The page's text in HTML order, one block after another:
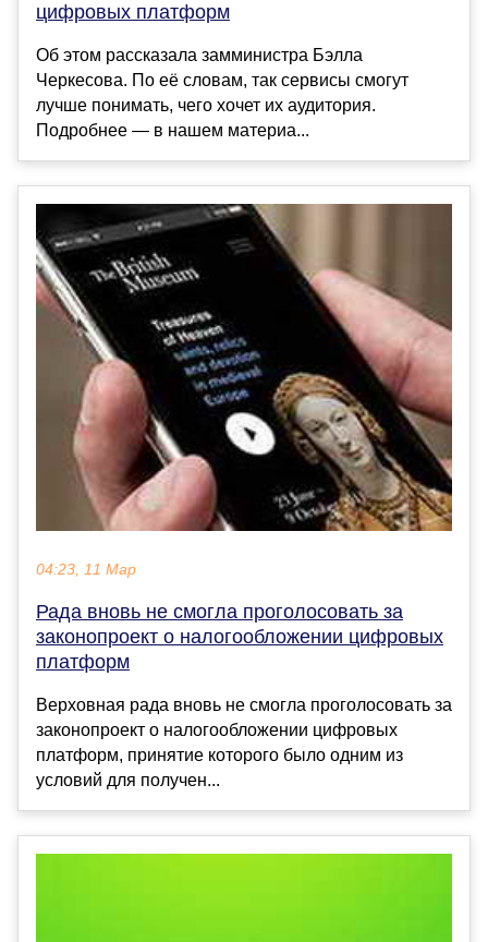
цифровых платформ
Об этом рассказала замминистра Бэлла
Черкесова. По её словам, так сервисы смогут
лучше понимать, чего хочет их аудитория.
Подробнее — в нашем материа...
04:23, 11 Мар
Рада вновь не смогла проголосовать за
законопроект о налогообложении цифровых
платформ
Верховная рада вновь не смогла проголосовать за
законопроект о налогообложении цифровых
платформ, принятие которого было одним из
условий для получен...